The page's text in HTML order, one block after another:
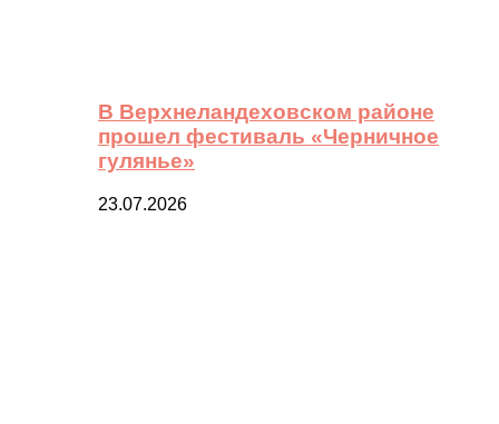
В Верхнеландеховском районе
прошел фестиваль «Черничное
гулянье»
23.07.2026